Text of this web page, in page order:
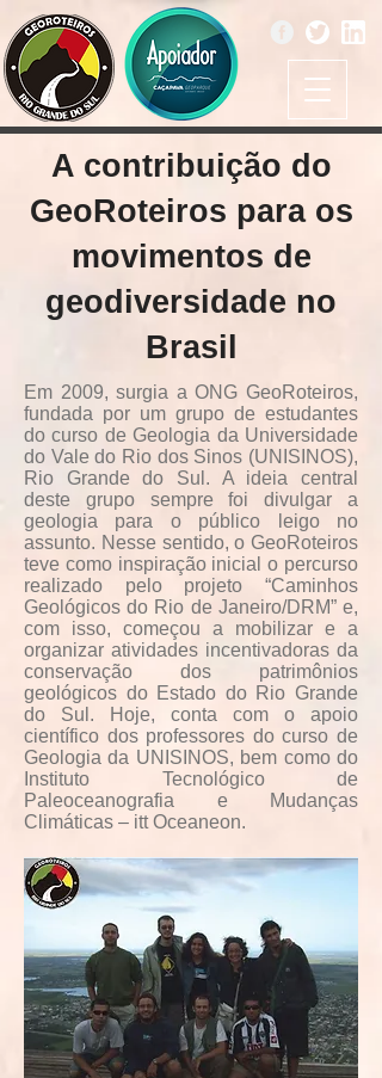
A contribuição do
GeoRoteiros para os
movimentos de
geodiversidade no
Brasil
Em 2009, surgia a ONG GeoRoteiros,
fundada por um grupo de estudantes
do curso de Geologia da Universidade
do Vale do Rio dos Sinos (UNISINOS),
Rio Grande do Sul. A ideia central
deste grupo sempre foi divulgar a
geologia para o público leigo no
assunto. Nesse sentido, o GeoRoteiros
teve como inspiração inicial o percurso
realizado pelo projeto “Caminhos
Geológicos do Rio de Janeiro/DRM” e,
com isso, começou a mobilizar e a
organizar atividades incentivadoras da
conservação dos patrimônios
geológicos do Estado do Rio Grande
do Sul. Hoje, conta com o apoio
científico dos professores do curso de
Geologia da UNISINOS, bem como do
Instituto Tecnológico de
Paleoceanografia e Mudanças
Climáticas – itt Oceaneon.